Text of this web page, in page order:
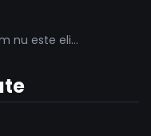
nu este eli...